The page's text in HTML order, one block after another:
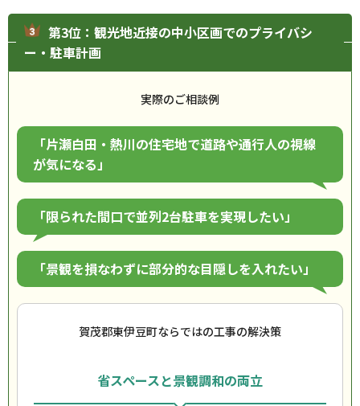
第3位：観光地近接の中小区画でのプライバシ
ー・駐車計画
実際のご相談例
「片瀬白田・熱川の住宅地で道路や通行人の視線
が気になる」
「限られた間口で並列2台駐車を実現したい」
「景観を損なわずに部分的な目隠しを入れたい」
賀茂郡東伊豆町ならではの工事の解決策
省スペースと景観調和の両立